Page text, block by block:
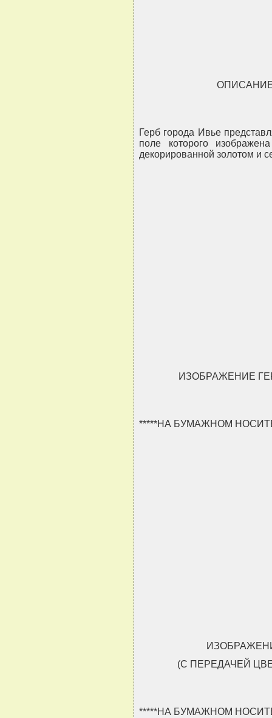
Герб города Ивье
поле которого
декорированной золотом и
ИЗОБРАЖЕНИЕ
*****НА БУМАЖНОМ
(С ПЕРЕДАЧЕЙ
*****НА БУМАЖНОМ